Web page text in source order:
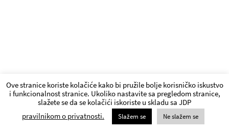
Ove stranice koriste kolačiće kako bi pružile bolje korisničko iskustvo
i funkcionalnost stranice. Ukoliko nastavite sa pregledom stranice,
slažete se da se kolačići iskoriste u skladu sa JDP
pravilnikom o privatnosti.
Slažem se Ne slažem se